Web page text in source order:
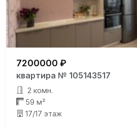
7200000 ₽
квартира № 105143517
2 комн.
59 м²
17/17 этаж